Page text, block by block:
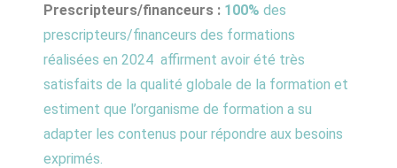
Prescripteurs/financeurs :100% des
prescripteurs/financeurs des formations
réalisées en 2024 affirment avoir été très
satisfaits de la qualité globale de la formation et
estiment que l’organisme de formation a su
adapter les contenus pour répondre aux besoins
exprimés.